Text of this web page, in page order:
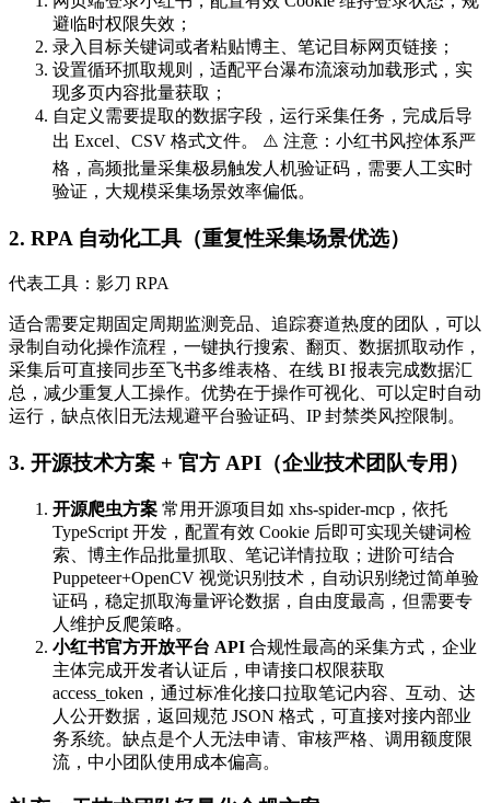
避临时权限失效；
录入目标关键词或者粘贴博主、笔记目标网页链接；
设置循环抓取规则，适配平台瀑布流滚动加载形式，实
现多页内容批量获取；
自定义需要提取的数据字段，运行采集任务，完成后导
出 Excel、CSV 格式文件。 ⚠️ 注意：小红书风控体系严
格，高频批量采集极易触发人机验证码，需要人工实时
验证，大规模采集场景效率偏低。
2. RPA 自动化工具（重复性采集场景优选）
代表工具：影刀 RPA
适合需要定期固定周期监测竞品、追踪赛道热度的团队，可以
录制自动化操作流程，一键执行搜索、翻页、数据抓取动作，
采集后可直接同步至飞书多维表格、在线 BI 报表完成数据汇
总，减少重复人工操作。优势在于操作可视化、可以定时自动
运行，缺点依旧无法规避平台验证码、IP 封禁类风控限制。
3. 开源技术方案 + 官方 API（企业技术团队专用）
开源爬虫方案 常用开源项目如 xhs-spider-mcp，依托
TypeScript 开发，配置有效 Cookie 后即可实现关键词检
索、博主作品批量抓取、笔记详情拉取；进阶可结合
Puppeteer+OpenCV 视觉识别技术，自动识别绕过简单验
证码，稳定抓取海量评论数据，自由度最高，但需要专
人维护反爬策略。
小红书官方开放平台 API 合规性最高的采集方式，企业
主体完成开发者认证后，申请接口权限获取
access_token，通过标准化接口拉取笔记内容、互动、达
人公开数据，返回规范 JSON 格式，可直接对接内部业
务系统。缺点是个人无法申请、审核严格、调用额度限
流，中小团队使用成本偏高。